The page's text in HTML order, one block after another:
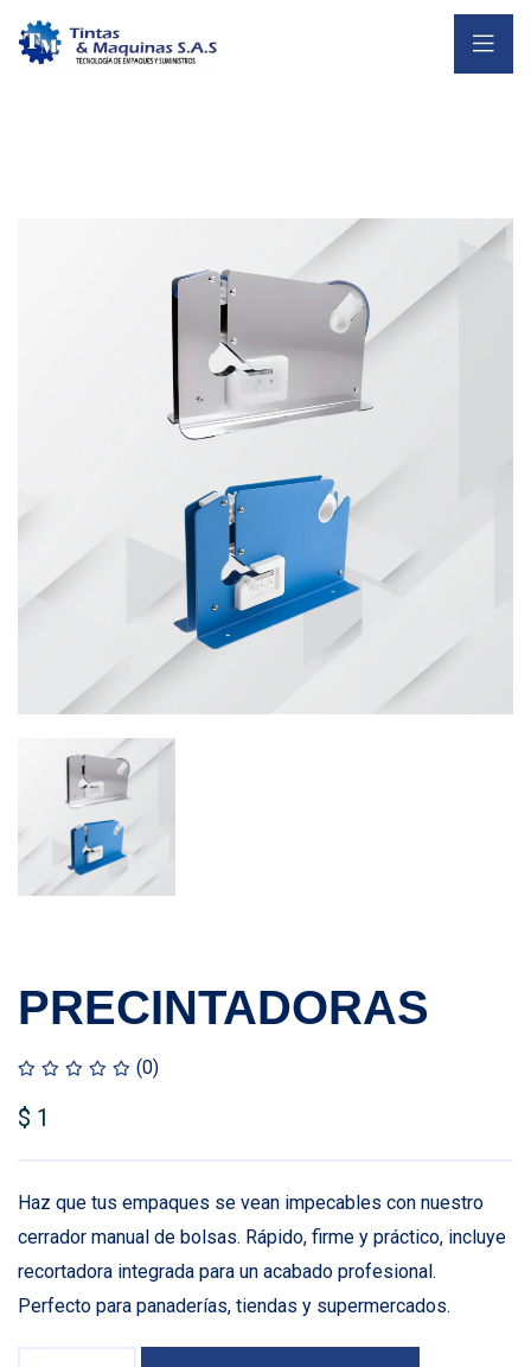
PRECINTADORAS
(0)
$ 1
Haz que tus empaques se vean impecables con nuestro
cerrador manual de bolsas. Rápido, firme y práctico, incluye
recortadora integrada para un acabado profesional.
Perfecto para panaderías, tiendas y supermercados.